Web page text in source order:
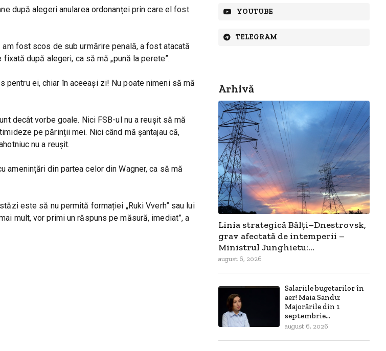
după alegeri anularea ordonanței prin care el fost
fost scos de sub urmărire penală, a fost atacată
după alegeri, ca să mă „pună la perete”.
pentru ei, chiar în aceeași zi! Nu poate nimeni să mă
decât vorbe goale. Nici FSB-ul nu a reușit să mă
pe părinții mei. Nici când mă șantajau că,
nu a reușit.
din partea celor din Wagner, ca să mă
este să nu permită formației „Ruki Vverh” sau lui
mult, vor primi un răspuns pe măsură, imediat”, a
YOUTUBE
TELEGRAM
Arhivă
Linia strategică Bălți–Dnestrovsk,
grav afectată de intemperii –
Ministrul Junghietu:...
august 6, 2026
Salariile bugetarilor în
aer! Maia Sandu:
Majorările din 1
septembrie...
august 6, 2026